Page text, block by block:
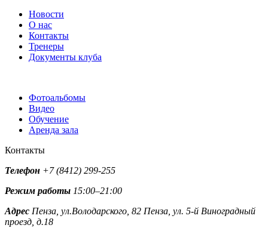
Новости
О нас
Контакты
Тренеры
Документы клуба
Фотоальбомы
Видео
Обучение
Аренда зала
Контакты
Телефон +7 (8412) 299-255
Режим работы 15:00–21:00
Адрес Пенза, ул.Володарского, 82 Пенза, ул. 5-й Виноградный
проезд, д.18